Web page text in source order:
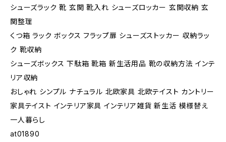
シューズラック 靴 玄関 靴入れ シューズロッカー 玄関収納 玄
関整理
くつ箱 ラック ボックス フラップ扉 シューズストッカー 収納ラッ
ク 靴収納
シューズボックス 下駄箱 靴箱 新生活用品 靴の収納方法 インテ
リア収納
おしゃれ シンプル ナチュラル 北欧家具 北欧テイスト カントリー
家具テイスト インテリア家具 インテリア雑貨 新生活 模様替え
一人暮らし
at01890